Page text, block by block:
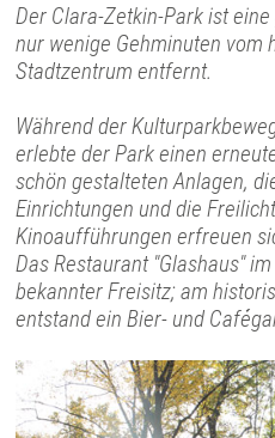
Der Clara-Zetkin-Park ist
nur wenige Gehminuten vom
Stadtzentrum entfernt.
Während der
erlebte der Park einen
schön gestalteten Anlagen,
Einrichtungen und die
Kinoaufführungen erfreuen
Das Restaurant "Glashaus"
bekannter Freisitz; am
entstand ein Bier- und